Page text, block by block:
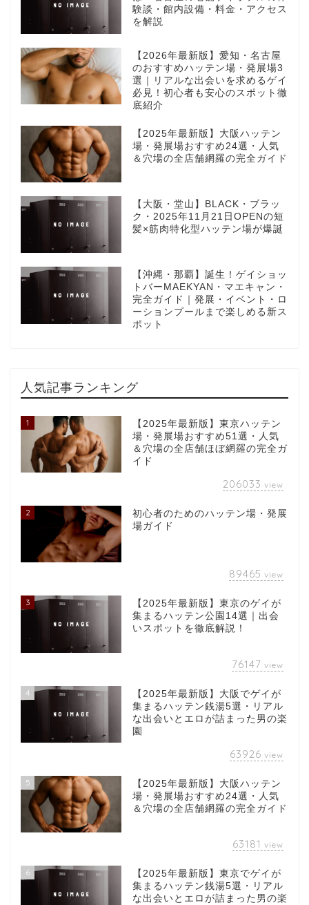
験談・館内設備・料金・アクセス
を解説
【2026年最新版】愛知・名古屋
のおすすめハッテン場・発展場3
選｜リアルな出会いを求めるゲイ
必見！初心者も安心のスポット徹
底紹介
【2025年最新版】大阪ハッテン
場・発展場おすすめ24選・人気
＆穴場の全店舗網羅の完全ガイド
【大阪・堂山】BLACK・ブラッ
ク・2025年11月21日OPENの短
髪×筋肉特化型ハッテン場が爆誕
【沖縄・那覇】誕生！ゲイショッ
トバーMAEKYAN・マエキャン・
完全ガイド｜発展・イベント・ロ
ーションプールまで楽しめる新ス
ポット
人気記事ランキング
1
【2025年最新版】東京ハッテン
場・発展場おすすめ51選・人気
＆穴場の全店舗ほぼ網羅の完全ガ
イド
206033 view
2
初心者のためのハッテン場・発展
場ガイド
89465 view
3
【2025年最新版】東京のゲイが
集まるハッテン公園14選｜出会
いスポットを徹底解説！
76147 view
4
【2025年最新版】大阪でゲイが
集まるハッテン銭湯5選・リアル
な出会いとエロが詰まった男の楽
園
63926 view
5
【2025年最新版】大阪ハッテン
場・発展場おすすめ24選・人気
＆穴場の全店舗網羅の完全ガイド
63181 view
6
【2025年最新版】東京でゲイが
集まるハッテン銭湯5選・リアル
な出会いとエロが詰まった男の楽